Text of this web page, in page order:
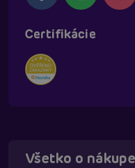
Certifikácie
Všetko o nákupe
Táňa -